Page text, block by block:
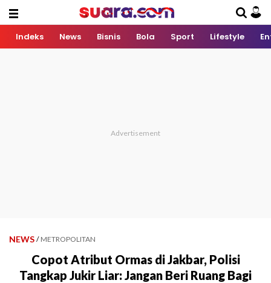
Indeks News Bisnis Bola Sport Lifestyle
NEWS / METROPOLITAN
Copot Atribut Ormas di Jakbar, Polisi
Tangkap Jukir Liar: Jangan Beri Ruang Bagi